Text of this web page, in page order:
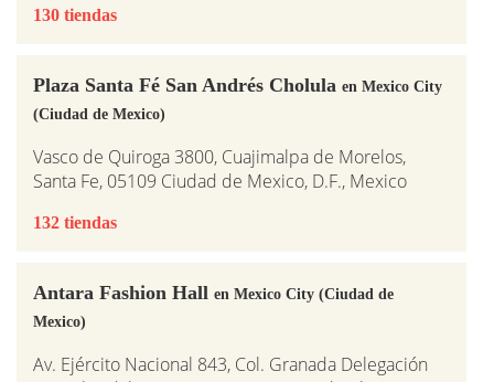
130 tiendas
Plaza Santa Fé San Andrés Cholula en Mexico City
(Ciudad de Mexico)
Vasco de Quiroga 3800, Cuajimalpa de Morelos,
Santa Fe, 05109 Ciudad de Mexico, D.F., Mexico
132 tiendas
Antara Fashion Hall en Mexico City (Ciudad de
Mexico)
Av. Ejército Nacional 843, Col. Granada Delegación